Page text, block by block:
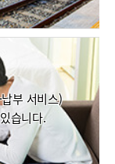
부 서비스)
습니다.